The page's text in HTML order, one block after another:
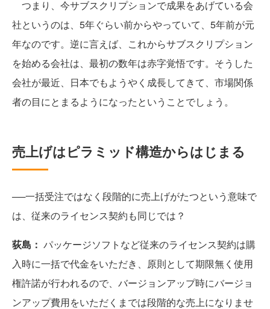
つまり、今サブスクリプションで成果をあげている会
社というのは、5年ぐらい前からやっていて、5年前が元
年なのです。逆に言えば、これからサブスクリプション
を始める会社は、最初の数年は赤字覚悟です。そうした
会社が最近、日本でもようやく成長してきて、市場関係
者の目にとまるようになったということでしょう。
売上げはピラミッド構造からはじまる
──一括受注ではなく段階的に売上げがたつという意味で
は、従来のライセンス契約も同じでは？
荻島： パッケージソフトなど従来のライセンス契約は購
入時に一括で代金をいただき、原則として期限無く使用
権許諾が行われるので、バージョンアップ時にバージョ
ンアップ費用をいただくまでは段階的な売上になりませ